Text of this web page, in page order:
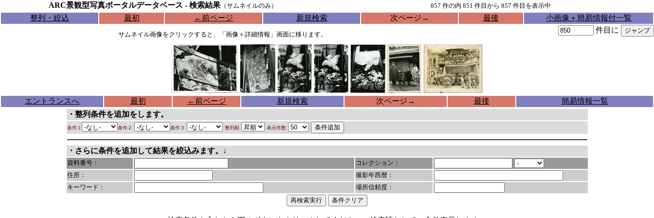
ARC景観型写真ポータルデータベース - 検索結果（サムネイルのみ） 857 件の内 851 件目から 857 件目を表示中
整列・絞込 最初 ←前ページ 新規検索 次ページ → 最後 小画像＋簡易情報付一覧
サムネイル画像をクリックすると、「画像＋詳細情報」画面に移ります。
件目に
エントランスへ 最初 ←前ページ 新規検索 次ページ → 最後
簡易情報一覧
・整列条件を追加をします。
条件１ 条件２ 条件３ 整列順 表示件数
・さらに条件を追加して結果を絞込みます。↓
資料番号：
コレクション：
住所：
撮影年西暦：
キーワード：
場所信頼度：